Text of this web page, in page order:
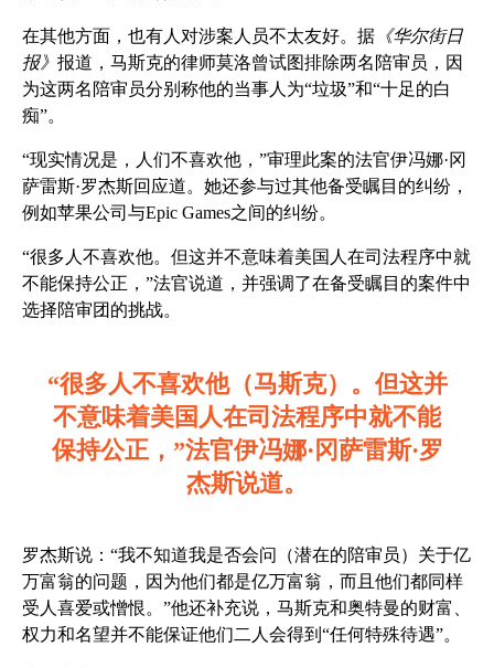
在其他方面，也有人对涉案人员不太友好。据《华尔街日
报》 报道，马斯克的律师莫洛曾试图排除两名陪审员，因
为这两名陪审员分别称他的当事人为“垃圾”和“十足的白
痴”。
“现实情况是，人们不喜欢他，”审理此案的法官伊冯娜·冈
萨雷斯·罗杰斯回应道。她还参与过其他备受瞩目的纠纷，
例如苹果公司与Epic Games之间的纠纷。
“很多人不喜欢他。但这并不意味着美国人在司法程序中就
不能保持公正，”法官说道，并强调了在备受瞩目的案件中
选择陪审团的挑战。
“很多人不喜欢他（马斯克）。但这并
不意味着美国人在司法程序中就不能
保持公正，”法官伊冯娜·冈萨雷斯·罗
杰斯说道。
罗杰斯说：“我不知道我是否会问（潜在的陪审员）关于亿
万富翁的问题，因为他们都是亿万富翁，而且他们都同样
受人喜爱或憎恨。”他还补充说，马斯克和奥特曼的财富、
权力和名望并不能保证他们二人会得到“任何特殊待遇”。